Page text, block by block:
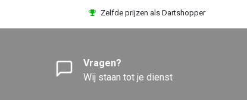
Zelfde prijzen als Dartshopper
Vragen?
Wij staan tot je dienst